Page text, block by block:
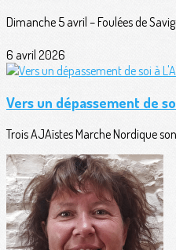
Dimanche 5 avril – Foulées de
6 avril 2026
Vers un dépassement de
Trois AJAïstes Marche Nordique